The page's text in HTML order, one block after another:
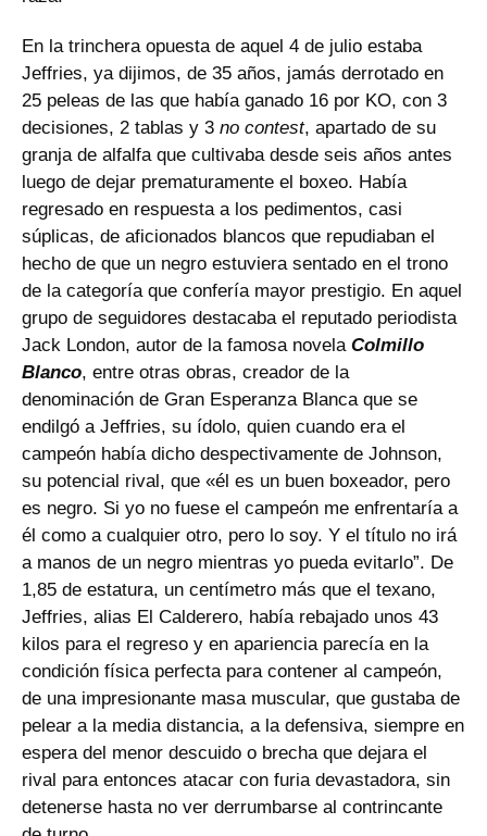
En la trinchera opuesta de aquel 4 de julio estaba
Jeffries, ya dijimos, de 35 años, jamás derrotado en
25 peleas de las que había ganado 16 por KO, con 3
decisiones, 2 tablas y 3 no contest, apartado de su
granja de alfalfa que cultivaba desde seis años antes
luego de dejar prematuramente el boxeo. Había
regresado en respuesta a los pedimentos, casi
súplicas, de aficionados blancos que repudiaban el
hecho de que un negro estuviera sentado en el trono
de la categoría que confería mayor prestigio. En aquel
grupo de seguidores destacaba el reputado periodista
Jack London, autor de la famosa novela Colmillo
Blanco, entre otras obras, creador de la
denominación de Gran Esperanza Blanca que se
endilgó a Jeffries, su ídolo, quien cuando era el
campeón había dicho despectivamente de Johnson,
su potencial rival, que «él es un buen boxeador, pero
es negro. Si yo no fuese el campeón me enfrentaría a
él como a cualquier otro, pero lo soy. Y el título no irá
a manos de un negro mientras yo pueda evitarlo”. De
1,85 de estatura, un centímetro más que el texano,
Jeffries, alias El Calderero, había rebajado unos 43
kilos para el regreso y en apariencia parecía en la
condición física perfecta para contener al campeón,
de una impresionante masa muscular, que gustaba de
pelear a la media distancia, a la defensiva, siempre en
espera del menor descuido o brecha que dejara el
rival para entonces atacar con furia devastadora, sin
detenerse hasta no ver derrumbarse al contrincante